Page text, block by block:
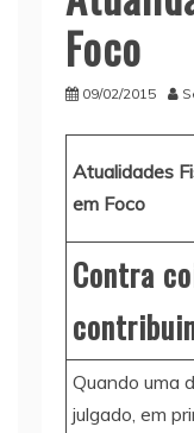
Foco
09/02/2015
Atualidades
em Foco
Contra
Quando uma
julgado, em